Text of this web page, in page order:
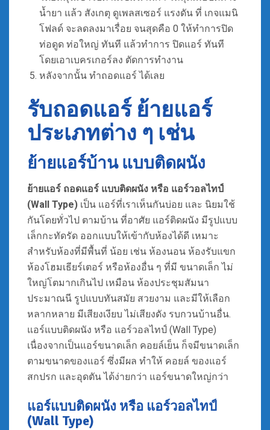
น้ำยา แล้ว สังเกตุ ดูเพลสเซอร์ แรงดัน ที่ เกจแมนิ
โฟลด์ จะลดลงมาเรื่อย จนสุดคือ 0 ให้ทำการปิด
ท่อดูด ท่อใหญ่ ทันที แล้วทำการ ปิดแอร์ ทันที
โดยเอาเบครเกอร์ลง ตัดการทำงาน
หลังจากนั้น ทำถอดแอร์ ได้เลย
รับถอดแอร์ ย้ายแอร์
ประเภทต่าง ๆ เช่น
ย้ายแอร์บ้าน แบบติดผนัง
ย้ายแอร์ ถอดแอร์ แบบติดผนัง หรือ แอร์วอลไทป์
(Wall Type) เป็น แอร์ที่เราเห็นกันบ่อย และ นิยมใช้
กันโดยทั่วไป ตามบ้าน ที่อาศัย แอร์ติดผนัง มีรูปแบบ
เล็กกะทัดรัด ออกแบบให้เข้ากับห้องได้ดี เหมาะ
สำหรับห้องที่มีพื้นที่ น้อย เช่น ห้องนอน ห้องรับแขก
ห้องโฮมเธียร์เตอร์ หรือห้องอื่น ๆ ที่มี ขนาดเล็ก ไม่
ใหญ่โตมากเกินไป เหมือน ห้องประชุมสัมนา
ประมาณนี รูปแบบทันสมัย สวยงาม และมีให้เลือก
หลากหลาย มีเสียงเงียบ ไม่เสียงดัง รบกวนบ้านอื่น.
แอร์แบบติดผนัง หรือ แอร์วอลไทป์ (Wall Type)
เนื่องจากเป็นแอร์ขนาดเล็ก คอยล์เย็น ก็จมีขนาดเล็ก
ตามขนาดของแอร์ ซึ่งมีผล ทำให้ คอยล์ ของแอร์
สกปรก และอุดตัน ได้ง่ายกว่า แอร์ขนาดใหญ่กว่า
แอร์แบบติดผนัง หรือ แอร์วอลไทป์
(Wall Type)